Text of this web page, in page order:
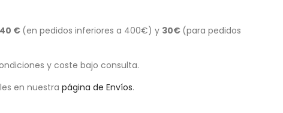
40 € (en pedidos inferiores a 400€) y 30€ (para pedidos
y coste bajo consulta.
en nuestra página de Envíos.